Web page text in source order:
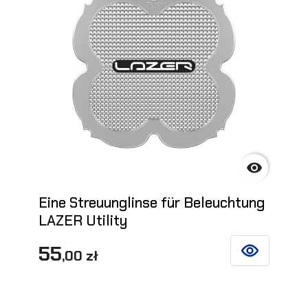

Eine Streuunglinse für Beleuchtung
LAZER Utility
55,00 zł SIEHE